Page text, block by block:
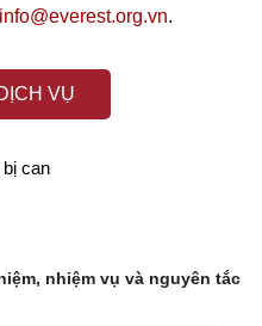
info@everest.org.vn.
VỤ
bị can
nhiệm vụ và nguyên tắc